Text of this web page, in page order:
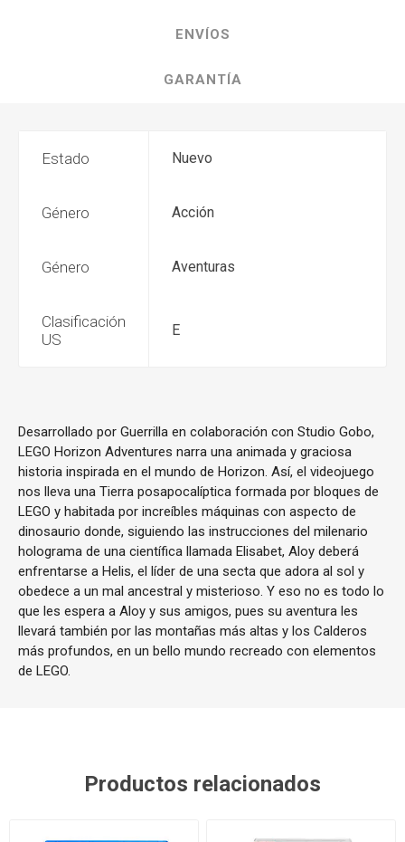
ENVÍOS
GARANTÍA
Estado Nuevo
Género Acción
Género Aventuras
Clasificación
US
E
Desarrollado por Guerrilla en colaboración con Studio Gobo,
LEGO Horizon Adventures narra una animada y graciosa
historia inspirada en el mundo de Horizon. Así, el videojuego
nos lleva una Tierra posapocalíptica formada por bloques de
LEGO y habitada por increíbles máquinas con aspecto de
dinosaurio donde, siguiendo las instrucciones del milenario
holograma de una científica llamada Elisabet, Aloy deberá
enfrentarse a Helis, el líder de una secta que adora al sol y
obedece a un mal ancestral y misterioso. Y eso no es todo lo
que les espera a Aloy y sus amigos, pues su aventura les
llevará también por las montañas más altas y los Calderos
más profundos, en un bello mundo recreado con elementos
de LEGO.
Productos relacionados